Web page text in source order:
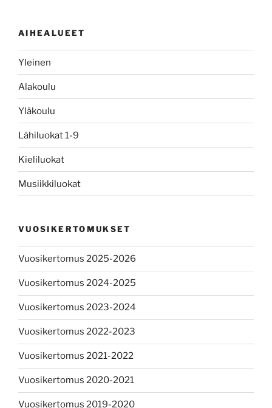
AIHEALUEET
Yleinen
Alakoulu
Yläkoulu
Lähiluokat 1-9
Kieliluokat
Musiikkiluokat
VUOSIKERTOMUKSET
Vuosikertomus 2025-2026
Vuosikertomus 2024-2025
Vuosikertomus 2023-2024
Vuosikertomus 2022-2023
Vuosikertomus 2021-2022
Vuosikertomus 2020-2021
Vuosikertomus 2019-2020